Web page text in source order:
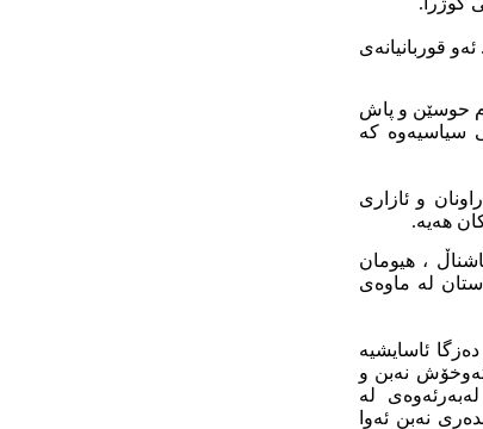
قوربانیانەی
سەدام حوسێن و پاش
سیاسیەوە کە
و ئازاری
هەیە.
، هیومان
لە ماوەی
ئاسایشیە
نەبن و
لە
نەبن ئەوا